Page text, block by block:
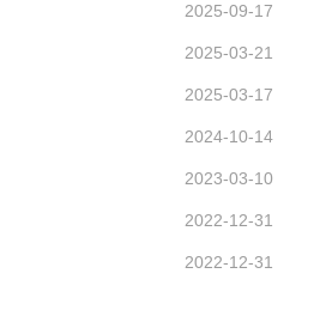
2025-09-17
2025-03-21
2025-03-17
2024-10-14
2023-03-10
2022-12-31
2022-12-31